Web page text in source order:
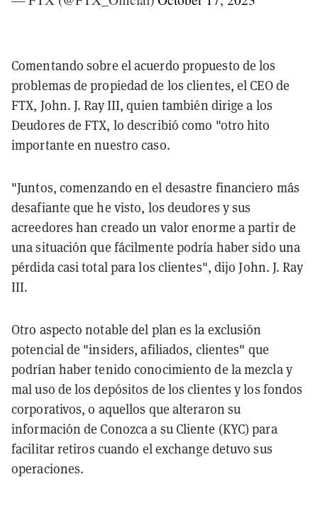
Comentando sobre el acuerdo propuesto de los
problemas de propiedad de los clientes, el CEO de
FTX, John. J. Ray III, quien también dirige a los
Deudores de FTX, lo describió como "otro hito
importante en nuestro caso.
"Juntos, comenzando en el desastre financiero más
desafiante que he visto, los deudores y sus
acreedores han creado un valor enorme a partir de
una situación que fácilmente podría haber sido una
pérdida casi total para los clientes", dijo John. J. Ray
III.
Otro aspecto notable del plan es la exclusión
potencial de "insiders, afiliados, clientes" que
podrían haber tenido conocimiento de la mezcla y
mal uso de los depósitos de los clientes y los fondos
corporativos, o aquellos que alteraron su
información de Conozca a su Cliente (KYC) para
facilitar retiros cuando el exchange detuvo sus
operaciones.